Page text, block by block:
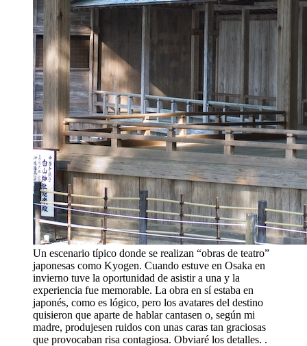
Un escenario típico donde se realizan “obras de teatro”
japonesas como Kyogen. Cuando estuve en Osaka en
invierno tuve la oportunidad de asistir a una y la
experiencia fue memorable. La obra en sí estaba en
japonés, como es lógico, pero los avatares del destino
quisieron que aparte de hablar cantasen o, según mi
madre, produjesen ruidos con unas caras tan graciosas
que provocaban risa contagiosa. Obviaré los detalles. .